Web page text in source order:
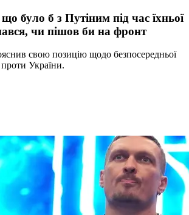
було б з Путіним під час їхньої
чи пішов би на фронт
свою позицію щодо безпосередньої
проти України.